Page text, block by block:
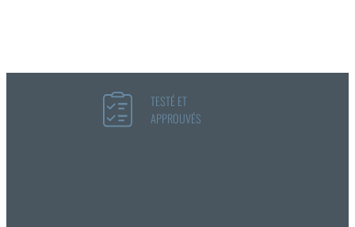
TESTÉ ET
APPROUVÉS